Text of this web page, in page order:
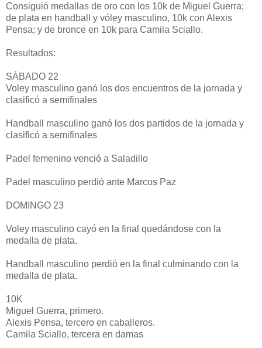
Consiguió medallas de oro con los 10k de Miguel Guerra;
de plata en handball y vóley masculino, 10k con Alexis
Pensa; y de bronce en 10k para Camila Sciallo.
Resultados:
SÁBADO 22
Voley masculino ganó los dos encuentros de la jornada y
clasificó a semifinales
Handball masculino ganó los dos partidos de la jornada y
clasificó a semifinales
Padel femenino venció a Saladillo
Padel masculino perdió ante Marcos Paz
DOMINGO 23
Voley masculino cayó en la final quedándose con la
medalla de plata.
Handball masculino perdió en la final culminando con la
medalla de plata.
10K
Miguel Guerra, primero.
Alexis Pensa, tercero en caballeros.
Camila Sciallo, tercera en damas